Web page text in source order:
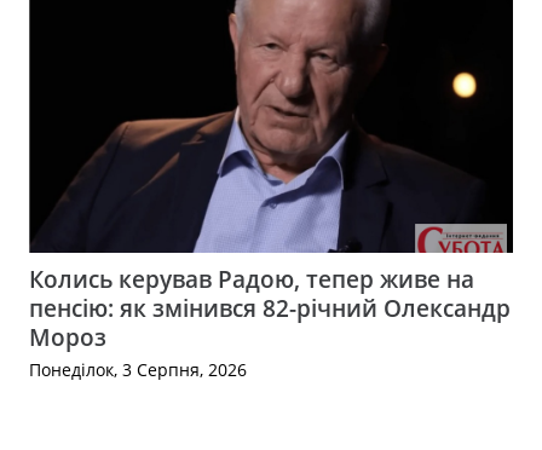
Колись керував Радою, тепер живе на
пенсію: як змінився 82-річний Олександр
Мороз
Понеділок, 3 Серпня, 2026